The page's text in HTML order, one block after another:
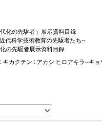
化の先駆者」展示資料目録
代科学技術教育の先駆者たち--
の先駆者展示資料目録
キカクテン : アカシ ヒロアキラ--キ